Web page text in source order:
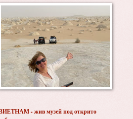
- жив музей под открито